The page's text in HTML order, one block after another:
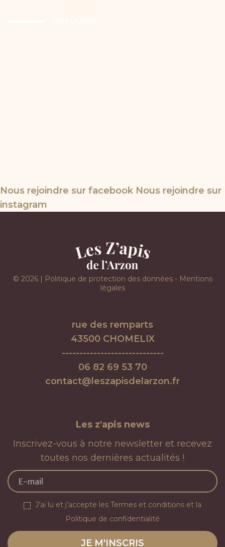
Nous rejoindre sur facebook Nous rejoindre sur
instagram
© 2026 Politique de protection des données - Mentions
légales
rue des remparts
43500 CHOMELIX
-----------------------------
06 82 69 53 70
contact@leszapisdelarzon.fr
Les z'apis news
Inscrivez-vous à notre newsletter et recevez
toutes nos dernières actualités !
J’ai lu et j’accepte les Termes et conditions et la
Politique de confidentialité